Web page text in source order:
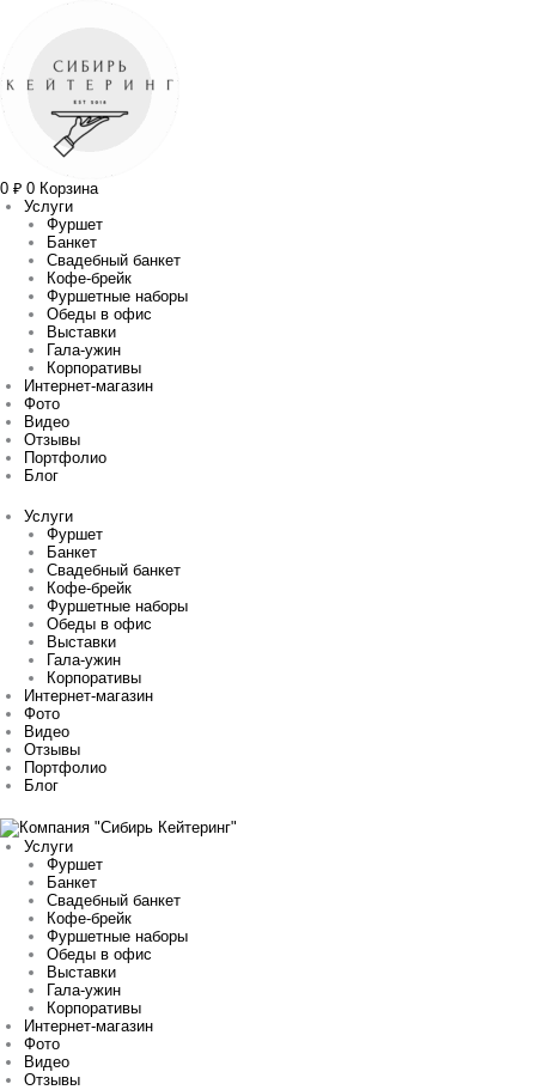
0 ₽ 0 Корзина
Услуги
Фуршет
Банкет
Свадебный банкет
Кофе-брейк
Фуршетные наборы
Обеды в офис
Выставки
Гала-ужин
Корпоративы
Интернет-магазин
Фото
Видео
Отзывы
Портфолио
Блог
Услуги
Фуршет
Банкет
Свадебный банкет
Кофе-брейк
Фуршетные наборы
Обеды в офис
Выставки
Гала-ужин
Корпоративы
Интернет-магазин
Фото
Видео
Отзывы
Портфолио
Блог
Услуги
Фуршет
Банкет
Свадебный банкет
Кофе-брейк
Фуршетные наборы
Обеды в офис
Выставки
Гала-ужин
Корпоративы
Интернет-магазин
Фото
Видео
Отзывы
Количество
хрустящими
баклажанами
и
розовыми
томатами
сыром
страчателла
Прокрутка